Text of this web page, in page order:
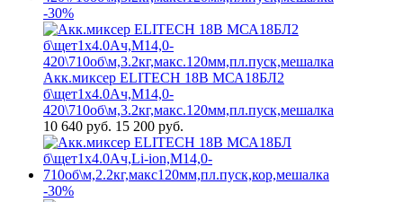
-30%
Акк.миксер ELITECH 18В МСА18БЛ2
б\щет1х4.0Ач,М14,0-
420\710об\м,3.2кг,макс.120мм,пл.пуск,мешалка
10 640 руб. 15 200 руб.
-30%